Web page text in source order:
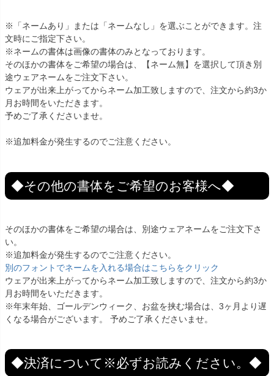
※「ネームあり」または「ネームなし」を選ぶことができます。注
文時にご指定下さい。
※ネームの書体は画像の書体のみとなっております。
そのほかの書体をご希望の場合は、【ネーム無】を選択して頂き別
途ウェアネームをご注文下さい。
ウェアが出来上がってからネーム加工致しますので、注文から約3か
月お時間をいただきます。
予めご了承くださいませ。
※追加料金が発生するのでご注意ください。
◆その他の書体をご希望のお客様へ◆
そのほかの書体をご希望の場合は、別途ウェアネームをご注文下さ
い。
※追加料金が発生するのでご注意ください。
別のフォントでネームを入れる場合はこちらをクリック
ウェアが出来上がってからネーム加工致しますので、注文から約3か
月お時間をいただきます。
※年末年始、ゴールデンウィーク、お盆を挟む場合は、3ヶ月より遅
くなる場合がございます。 予めご了承くださいませ。
◆決済について※必ずお読みください。◆